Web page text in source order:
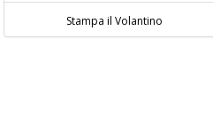
Stampa il Volantino